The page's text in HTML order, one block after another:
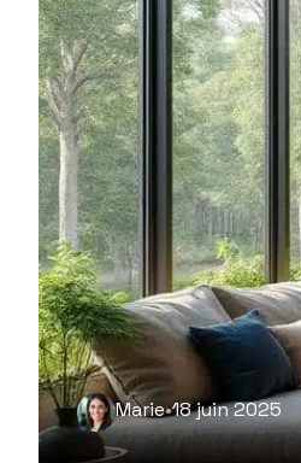
Marie•18 juin 2025